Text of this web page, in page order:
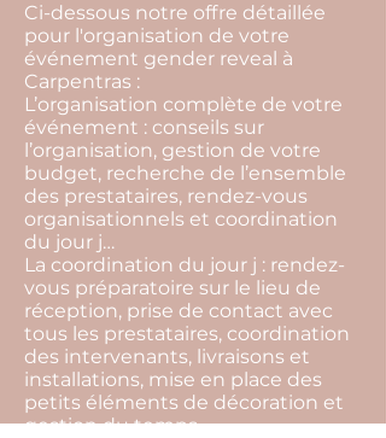
Ci-dessous notre offre détaillée
pour l'organisation de votre
événement gender reveal à
Carpentras :
L’organisation complète de votre
événement : conseils sur
l’organisation, gestion de votre
budget, recherche de l’ensemble
des prestataires, rendez-vous
organisationnels et coordination
du jour j…
La coordination du jour j : rendez-
vous préparatoire sur le lieu de
réception, prise de contact avec
tous les prestataires, coordination
des intervenants, livraisons et
installations, mise en place des
petits éléments de décoration et
gestion du temps…